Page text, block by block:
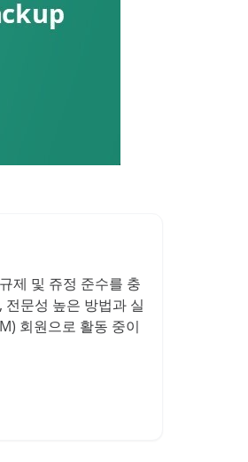
제 및 쥬정 준수를 충
문성 높은 방법과 실
회원으로 활동 중이